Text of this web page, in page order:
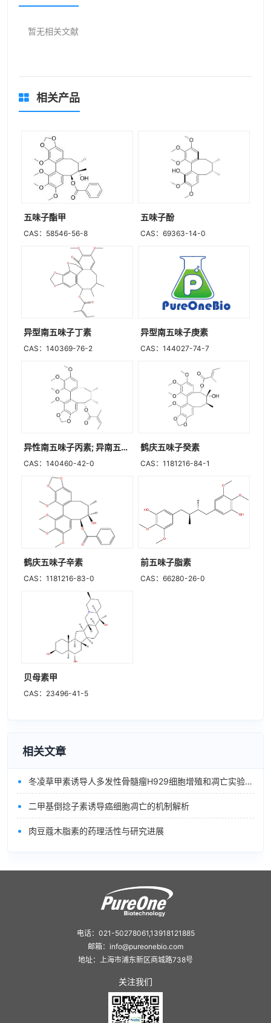
暂无相关文献
相关产品
五味子酯甲
CAS：58546-56-8
五味子酚
CAS：69363-14-0
异型南五味子丁素
CAS：140369-76-2
异型南五味子庚素
CAS：144027-74-7
异性南五味子丙素; 异南五味子素 C
CAS：140460-42-0
鹤庆五味子癸素
CAS：1181216-84-1
鹤庆五味子辛素
CAS：1181216-83-0
前五味子脂素
CAS：66280-26-0
贝母素甲
CAS：23496-41-5
相关文章
• 冬凌草甲素诱导人多发性骨髓瘤H929细胞增殖和凋亡实验研究
• 二甲基倒捻子素诱导癌细胞凋亡的机制解析
• 肉豆蔻木脂素的药理活性与研究进展
电话：021-50278061,13918121885
邮箱：info@pureonebio.com
地址：上海市浦东新区商城路738号
关注我们